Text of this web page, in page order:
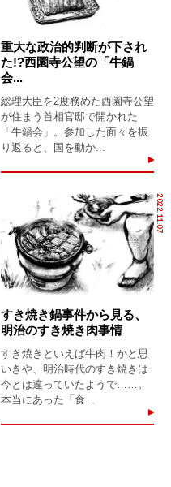
重大な政治的判断が下され
た!?西園寺公望の「牛鍋
会...
総理大臣を2度務めた西園寺公望
が住まう首相官邸で開かれた
「牛鍋会」。参加した面々を振
り返ると、国を動か...
2022.11.07
すき焼き鍋事件から見る、
明治のすき焼き肉事情
すき焼きといえば牛肉！かと思
いきや、明治時代のすき焼きは
今とは違っていたようで……。
本当にあった「食...